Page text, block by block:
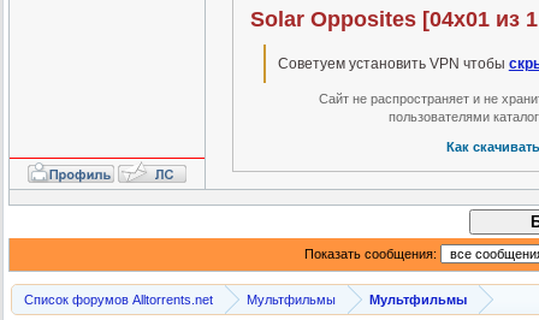
Solar Opposites [04х01 из
Советуем установить VPN чтобы
Сайт не распространяет и не
пользователями
Как
Показать сообщения:
Список форумов Alltorrents.net Мультфильмы Мультфильмы